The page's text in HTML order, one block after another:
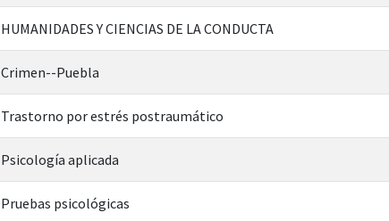
HUMANIDADES Y CIENCIAS DE LA CONDUCTA
Crimen--Puebla
Trastorno por estrés postraumático
Psicología aplicada
Pruebas psicológicas